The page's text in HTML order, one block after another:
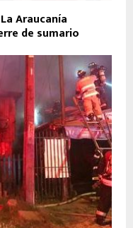
Araucanía
de sumario